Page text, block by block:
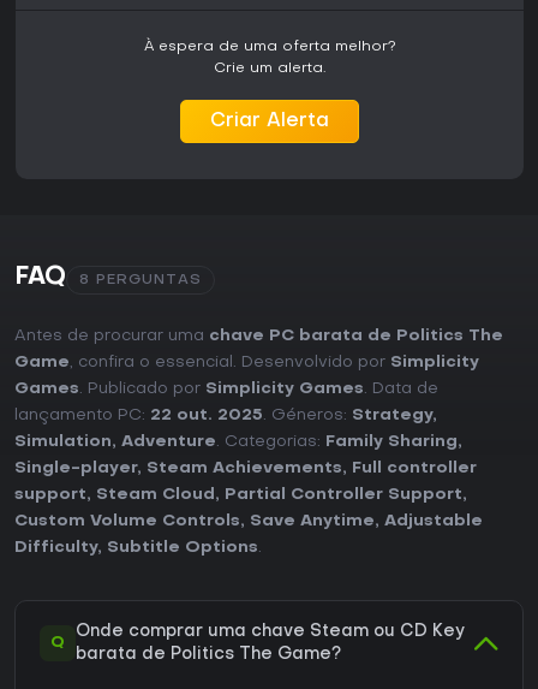
À espera de uma oferta melhor?
Crie um alerta.
Criar Alerta
FAQ 8 PERGUNTAS
Antes de procurar uma chave PC barata de Politics The
Game, confira o essencial. Desenvolvido por Simplicity
Games. Publicado por Simplicity Games. Data de
lançamento PC: 22 out. 2025. Géneros: Strategy,
Simulation, Adventure. Categorias: Family Sharing,
Single-player, Steam Achievements,
Full controller
support, Steam Cloud , Partial Controller Support,
Custom Volume Controls, Save Anytime, Adjustable
Difficulty, Subtitle Options.
Q
Onde comprar uma chave Steam ou CD Key
barata de Politics The Game?